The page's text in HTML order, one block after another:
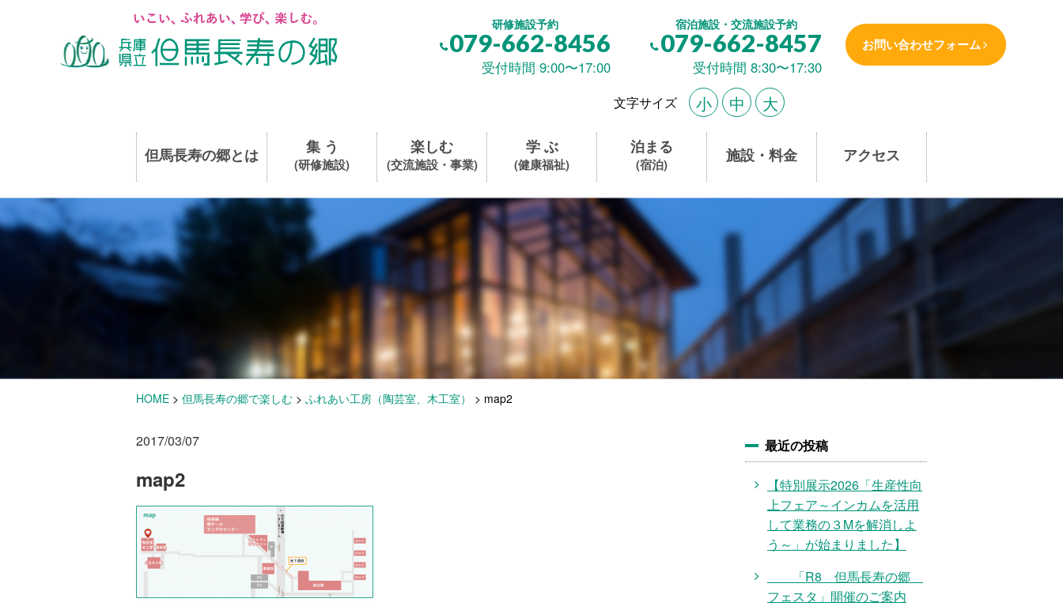
研修施設予約
079-662-8456
受付時間 9:00〜17:00
宿泊施設・交流施設予約
079-662-8457
受付時間 8:30〜17:30
お問い合わせフォーム
文字サイズ 小 中 大
但馬長寿の郷とは 集 う
(研修施設)
楽しむ
(交流施設・事業)
学 ぶ
(健康福祉)
泊まる
(宿泊) 施設・料金 アクセス
HOME > 但馬長寿の郷で楽しむ > ふれあい工房（陶芸室、木工室） > map2
2017/03/07
map2
最近の投稿
【特別展示2026「生産性向
上フェア～インカムを活用
して業務の３Mを解消しよ
う～」が始まりました】
「R8 但馬長寿の郷
フェスタ」開催のご案内